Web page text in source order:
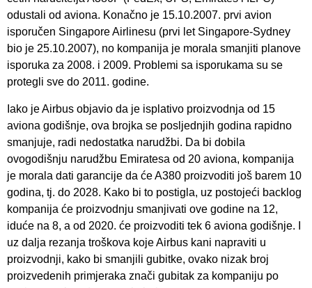
odustali od aviona. Konačno je 15.10.2007. prvi avion
isporučen Singapore Airlinesu (prvi let Singapore-Sydney
bio je 25.10.2007), no kompanija je morala smanjiti planove
isporuka za 2008. i 2009. Problemi sa isporukama su se
protegli sve do 2011. godine.
Iako je Airbus objavio da je isplativo proizvodnja od 15
aviona godišnje, ova brojka se posljednjih godina rapidno
smanjuje, radi nedostatka narudžbi. Da bi dobila
ovogodišnju narudžbu Emiratesa od 20 aviona, kompanija
je morala dati garancije da će A380 proizvoditi još barem 10
godina, tj. do 2028. Kako bi to postigla, uz postojeći backlog
kompanija će proizvodnju smanjivati ove godine na 12,
iduće na 8, a od 2020. će proizvoditi tek 6 aviona godišnje. I
uz dalja rezanja troškova koje Airbus kani napraviti u
proizvodnji, kako bi smanjili gubitke, ovako nizak broj
proizvedenih primjeraka znači gubitak za kompaniju po